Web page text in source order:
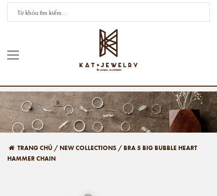
TRANG CHỦ / NEW COLLECTIONS / BRA 5 BIG BUBBLE HEART
HAMMER CHAIN